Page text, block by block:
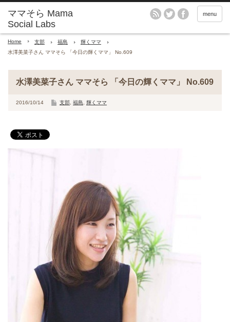
menu
Home 支部 福島
輝くママ
水澤美菜子さん ママそら 「今日の輝くママ」 No.609
水澤美菜子さん ママそら 「今日の輝くママ」 No.609
2016/10/14 支部 福島 輝くママ